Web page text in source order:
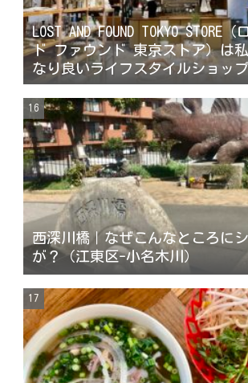
LOST AND FOUND TOKYO STORE
ド ファウンド 東京ストア ）は
なり良いライフスタイルショッ
西深川橋｜なぜこんなところに
が？（江東区-小名木川）